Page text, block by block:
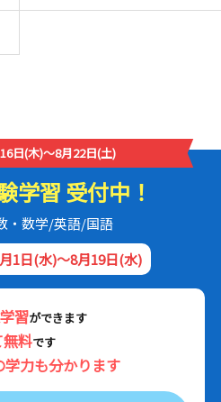
日(木)～8月22日(土)
学習 受付中！
・数学/英語/国語
1日(水)～8月19日(水)
習ができます
無料です
学力も分かります